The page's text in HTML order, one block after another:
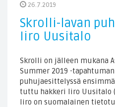
26.7.2019
Skrolli-lavan
Iiro Uusitalo
Skrolli on jälleen mukana
Summer 2019 -
puhujaesittelyssä
tuttu hakkeri Iiro Uusitalo
Iiro on suomalainen